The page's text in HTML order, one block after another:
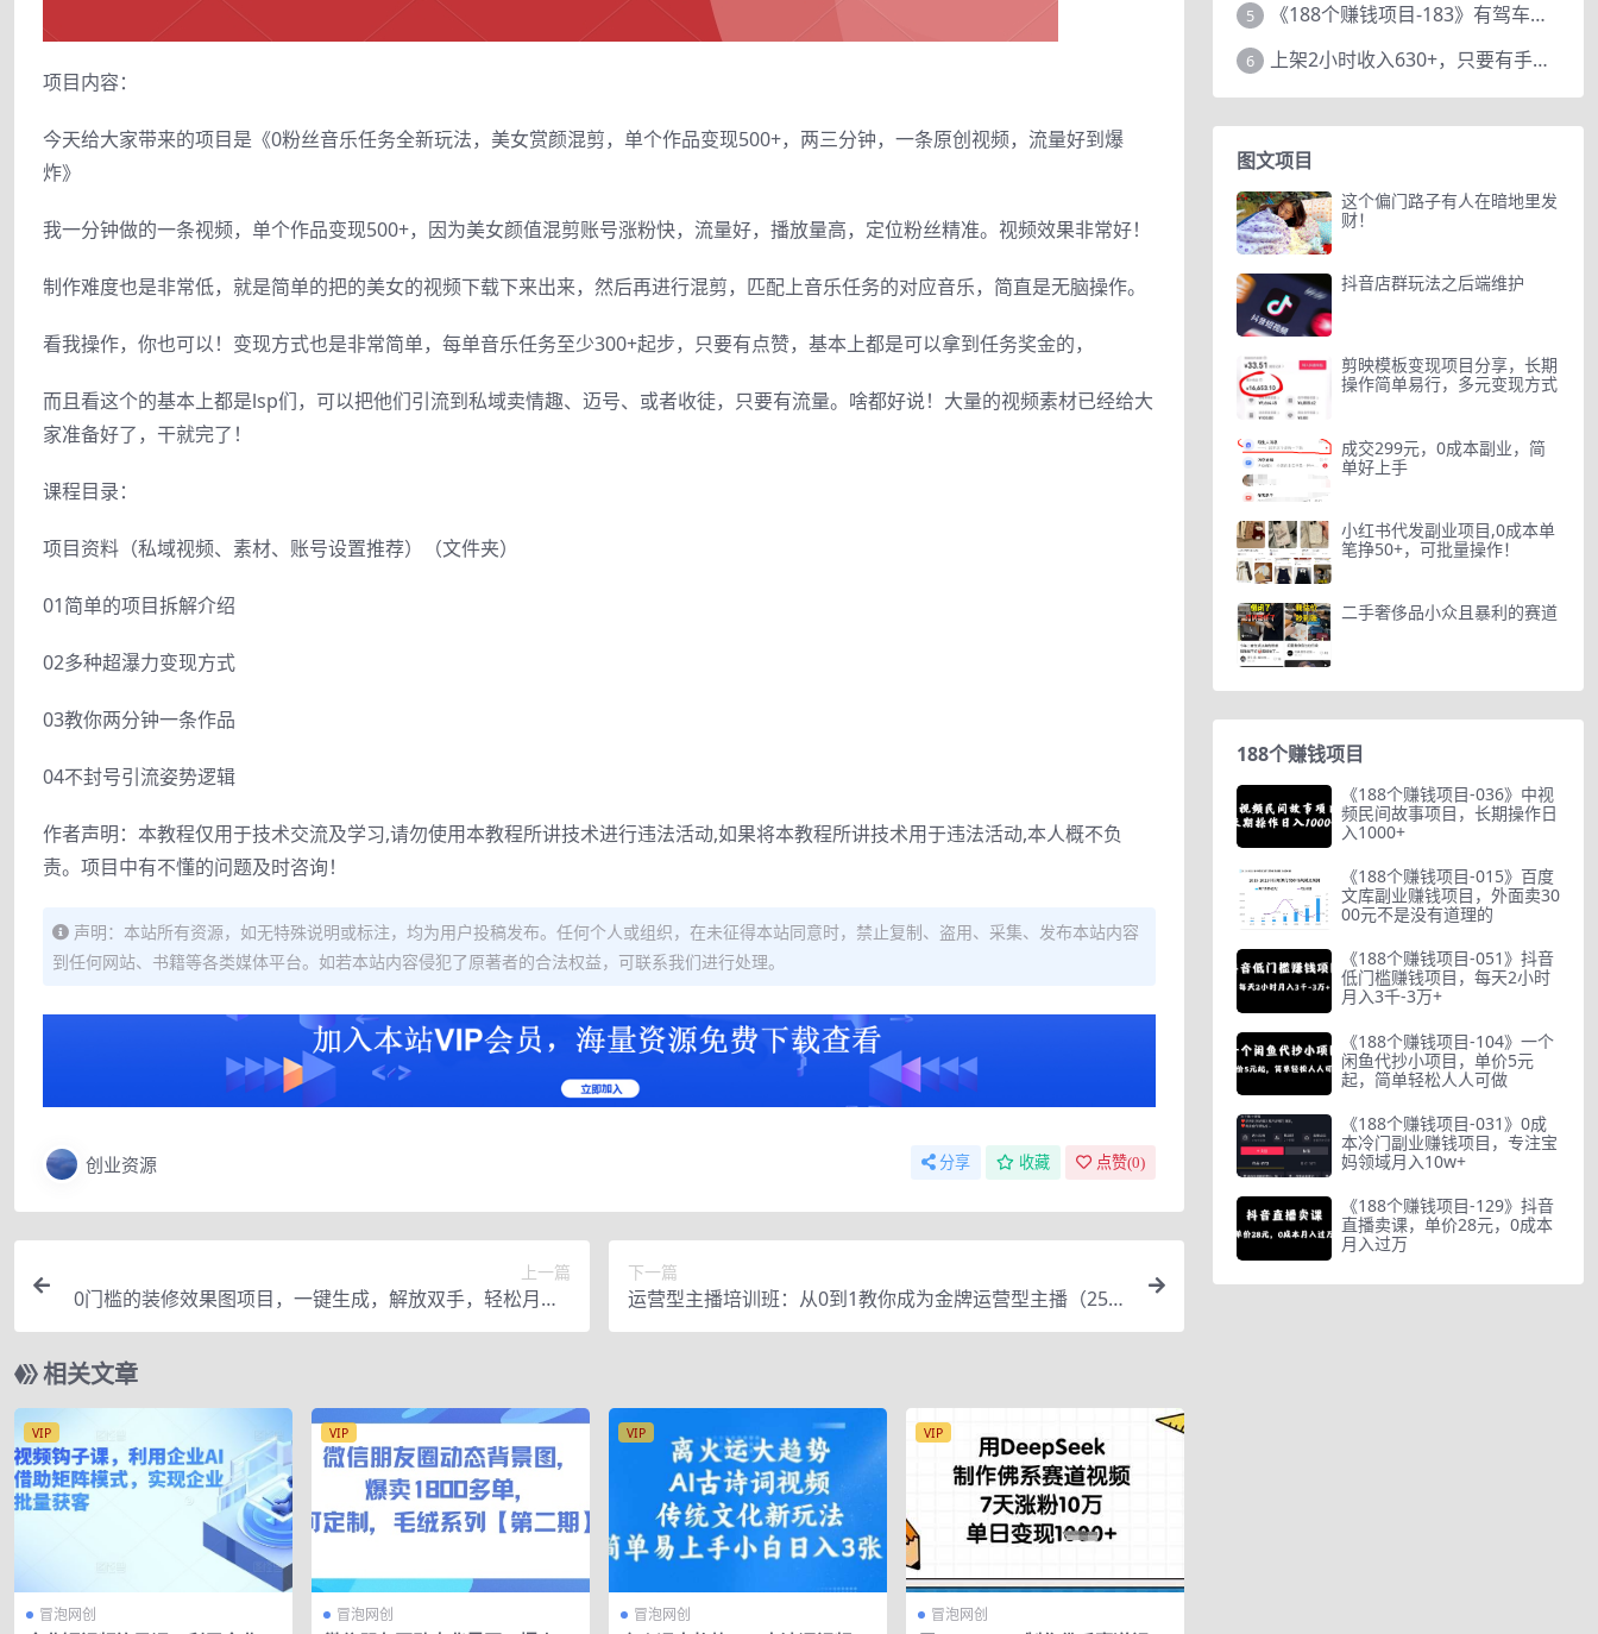
项目内容：
今天给大家带来的项目是《0粉丝音乐任务全新玩法，美女赏颜混剪，单个作品变现500+，两三分钟，一条原创视频，流量好到爆
炸》
我一分钟做的一条视频，单个作品变现500+，因为美女颜值混剪账号涨粉快，流量好，播放量高，定位粉丝精准。视频效果非常好！
制作难度也是非常低，就是简单的把的美女的视频下载下来出来，然后再进行混剪，匹配上音乐任务的对应音乐，简直是无脑操作。
看我操作，你也可以！变现方式也是非常简单，每单音乐任务至少300+起步，只要有点赞，基本上都是可以拿到任务奖金的，
而且看这个的基本上都是lsp们，可以把他们引流到私域卖情趣、迈号、或者收徒，只要有流量。啥都好说！大量的视频素材已经给大
家准备好了，干就完了！
课程目录：
项目资料（私域视频、素材、账号设置推荐）（文件夹）
01简单的项目拆解介绍
02多种超瀑力变现方式
03教你两分钟一条作品
04不封号引流姿势逻辑
作者声明：本教程仅用于技术交流及学习,请勿使用本教程所讲技术进行违法活动,如果将本教程所讲技术用于违法活动,本人概不负
责。项目中有不懂的问题及时咨询！
声明：本站所有资源，如无特殊说明或标注，均为用户投稿发布。任何个人或组织，在未征得本站同意时，禁止复制、盗用、采集、发布本站内容
到任何网站、书籍等各类媒体平台。如若本站内容侵犯了原著者的合法权益，可联系我们进行处理。
创业资源 分享 收藏 点赞(0)
上一篇
0门槛的装修效果图项目，一键生成，解放双手，轻松月入2
W+【揭秘】
下一篇
运营型主播培训班：从0到1教你成为金牌运营型主播（25节
课）
相关文章
VIP
冒泡网创
VIP
冒泡网创
VIP
冒泡网创
VIP
冒泡网创
5 《188个赚钱项目-183》有驾车评项目，动动小手，复制粘贴赚44元！
6 上架2小时收入630+，只要有手就能做的AI搞钱项目，奶奶看完都能学会!
图文项目
这个偏门路子有人在暗地里发
财！
抖音店群玩法之后端维护
剪映模板变现项目分享，长期
操作简单易行，多元变现方式
成交299元，0成本副业，简
单好上手
小红书代发副业项目,0成本单
笔挣50+，可批量操作！
二手奢侈品小众且暴利的赛道
188个赚钱项目
《188个赚钱项目-036》中视
频民间故事项目，长期操作日
入1000+
《188个赚钱项目-015》百度
文库副业赚钱项目，外面卖30
00元不是没有道理的
《188个赚钱项目-051》抖音
低门槛赚钱项目，每天2小时
月入3千-3万+
《188个赚钱项目-104》一个
闲鱼代抄小项目，单价5元
起，简单轻松人人可做
《188个赚钱项目-031》0成
本冷门副业赚钱项目，专注宝
妈领域月入10w+
《188个赚钱项目-129》抖音
直播卖课，单价28元，0成本
月入过万